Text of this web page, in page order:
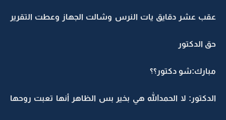
عقب عشر دقايق يات النرس وشالت الجهاز وعطت التقرير
حق الدكتور
مبارك:شو دكتور؟؟
الدكتور: لا الحمدالله هي بخير بس الظاهر أنها تعبت روحها